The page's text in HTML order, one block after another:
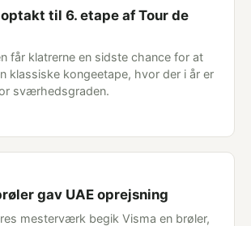
til 6. etape af Tour de
får klatrerne en sidste chance for at
klassiske kongeetape, hvor der i år er
sværhedsgraden.
gav UAE oprejsning
mesterværk begik Visma en brøler,